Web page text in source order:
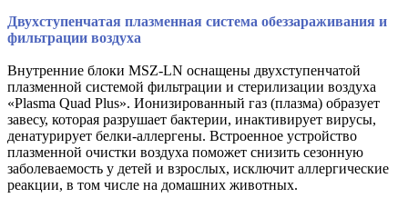
Двухступенчатая плазменная система обеззараживания и
фильтрации воздуха
Внутренние блоки MSZ-LN оснащены двухступенчатой
плазменной системой фильтрации и стерилизации воздуха
«Plasma Quad Plus». Ионизированный газ (плазма) образует
завесу, которая разрушает бактерии, инактивирует вирусы,
денатурирует белки-аллергены. Встроенное устройство
плазменной очистки воздуха поможет снизить сезонную
заболеваемость у детей и взрослых, исключит аллергические
реакции, в том числе на домашних животных.